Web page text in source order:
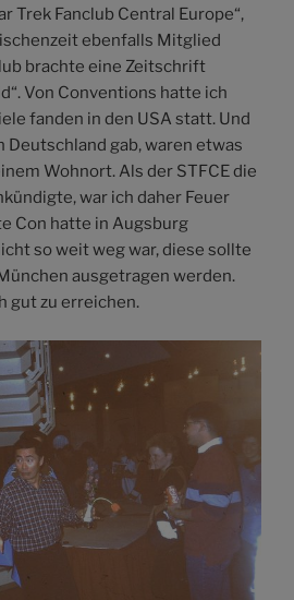
Trek Fanclub Central Europe“,
ebenfalls Mitglied
brachte eine Zeitschrift
Von Conventions hatte ich
fanden in den USA statt. Und
Deutschland gab, waren etwas
Wohnort. Als der STFCE die
war ich daher Feuer
Con hatte in Augsburg
so weit weg war, diese sollte
ausgetragen werden.
gut zu erreichen.